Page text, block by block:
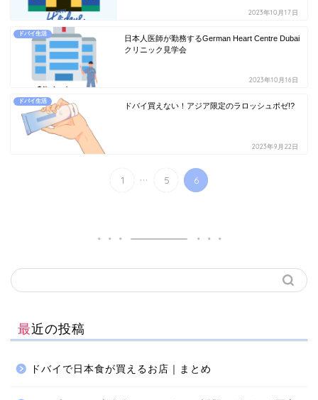
2023年10月17日
ドバイ生活
日本人医師が勤務するGerman Heart Centre Dubai
クリニック見学会
2023年10月16日
ドバイ生活
ドバイ買えない！アジア限定のラロッシュポゼ!?
2023年9月22日
1 ... 5 6
最近の投稿
ドバイで日本食が買えるお店｜まとめ